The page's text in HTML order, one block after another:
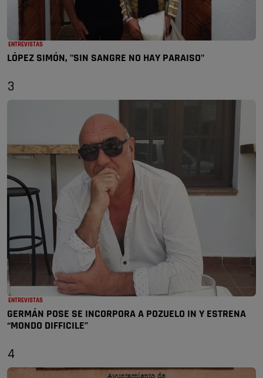
ENTREVISTAS
LÓPEZ SIMÓN, "SIN SANGRE NO HAY PARAISO"
3
ENTREVISTAS
GERMÁN POSE SE INCORPORA A POZUELO IN Y ESTRENA
“MONDO DIFFICILE”
4